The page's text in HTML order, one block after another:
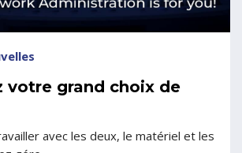
votre grand choix de
avec les deux, le matériel et les